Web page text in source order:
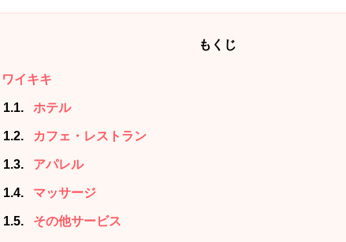
もくじ
ワイキキ
1.1 ホテル
1.2 カフェ・レストラン
1.3 アパレル
1.4 マッサージ
1.5 その他サービス